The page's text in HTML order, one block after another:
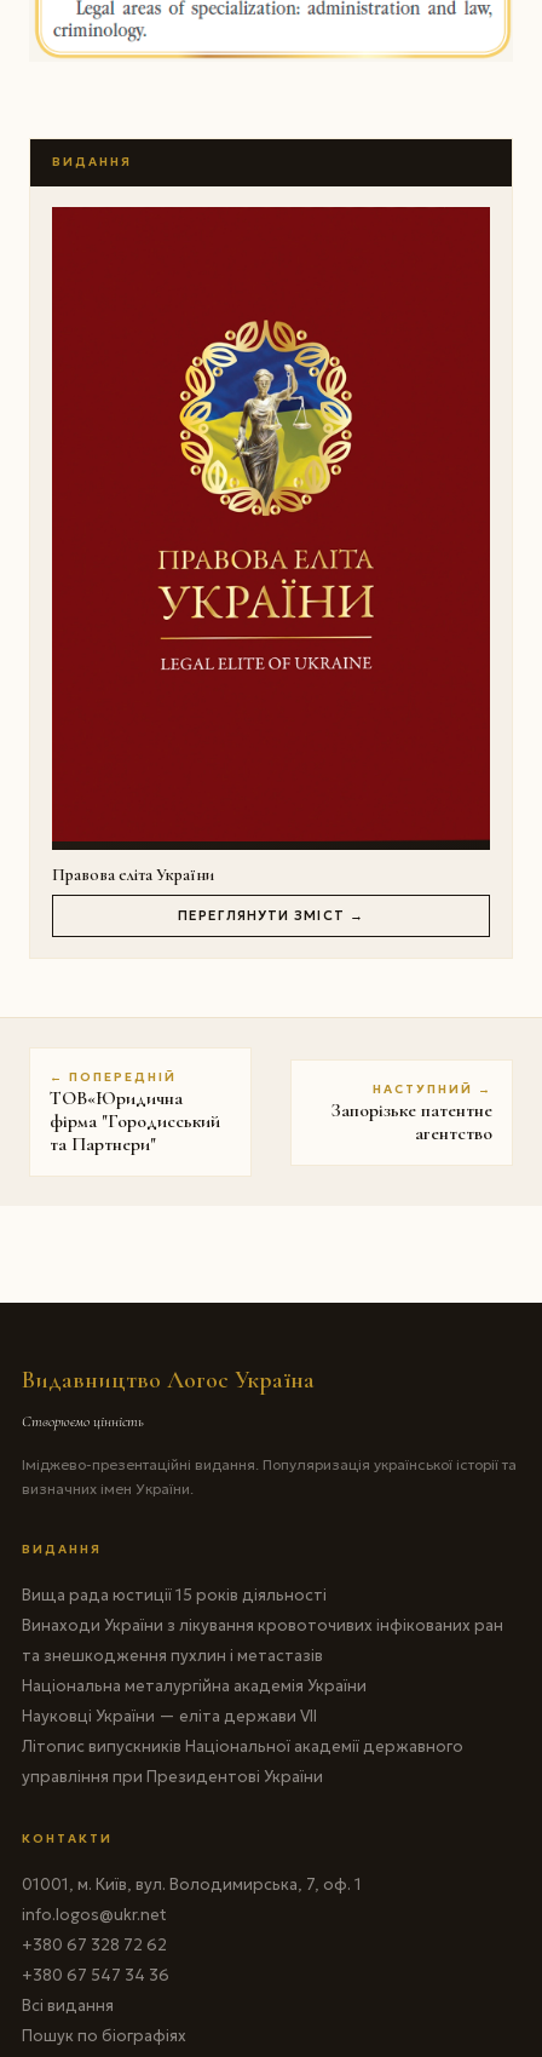
ВИДАННЯ
Правова еліта України
ПЕРЕГЛЯНУТИ ЗМІСТ →
← ПОПЕРЕДНІЙ
ТОВ«Юридична
фірма "Городисський
та Партнери"
НАСТУПНИЙ →
Запорізьке патентне
агентство
Видавництво Логос Україна
Створюємо цінність
Іміджево-презентаційні видання. Популяризація української історії та
визначних імен України.
ВИДАННЯ
Вища рада юстиції 15 років діяльності
Винаходи України з лікування кровоточивих інфікованих ран
та знешкодження пухлин і метастазів
Національна металургійна академія України
Науковці України — еліта держави VII
Літопис випускників Національної академії державного
управління при Президентові України
КОНТАКТИ
01001, м. Київ, вул. Володимирська, 7, оф. 1
info.logos@ukr.net
+380 67 328 72 62
+380 67 547 34 36
Всі видання
Пошук по біографіях